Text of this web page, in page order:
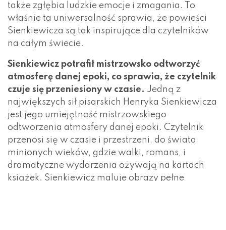
także zgłębia ludzkie emocje i zmagania. To
właśnie ta uniwersalność sprawia, że powieści
Sienkiewicza są tak inspirujące dla czytelników
na całym świecie.
Sienkiewicz potrafił mistrzowsko odtworzyć
atmosferę danej epoki, co sprawia, że czytelnik
czuje się przeniesiony w czasie. Jedną z
największych sił pisarskich Henryka Sienkiewicza
jest jego umiejętność mistrzowskiego
odtworzenia atmosfery danej epoki. Czytelnik
przenosi się w czasie i przestrzeni, do świata
minionych wieków, gdzie walki, romans, i
dramatyczne wydarzenia ożywają na kartach
książek. Sienkiewicz maluje obrazy pełne